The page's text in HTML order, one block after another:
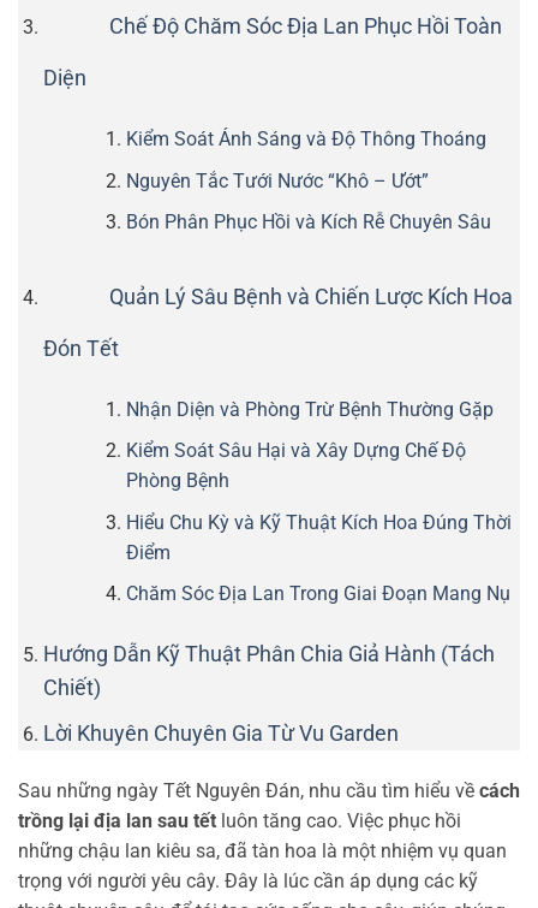
Chế Độ Chăm Sóc Địa Lan Phục Hồi Toàn
Diện
Kiểm Soát Ánh Sáng và Độ Thông Thoáng
Nguyên Tắc Tưới Nước “Khô – Ướt”
Bón Phân Phục Hồi và Kích Rễ Chuyên Sâu
Quản Lý Sâu Bệnh và Chiến Lược Kích Hoa
Đón Tết
Nhận Diện và Phòng Trừ Bệnh Thường Gặp
Kiểm Soát Sâu Hại và Xây Dựng Chế Độ
Phòng Bệnh
Hiểu Chu Kỳ và Kỹ Thuật Kích Hoa Đúng Thời
Điểm
Chăm Sóc Địa Lan Trong Giai Đoạn Mang Nụ
Hướng Dẫn Kỹ Thuật Phân Chia Giả Hành (Tách
Chiết)
Lời Khuyên Chuyên Gia Từ Vu Garden
Sau những ngày Tết Nguyên Đán, nhu cầu tìm hiểu về cách
trồng lại địa lan sau tết luôn tăng cao. Việc phục hồi
những chậu lan kiêu sa, đã tàn hoa là một nhiệm vụ quan
trọng với người yêu cây. Đây là lúc cần áp dụng các kỹ